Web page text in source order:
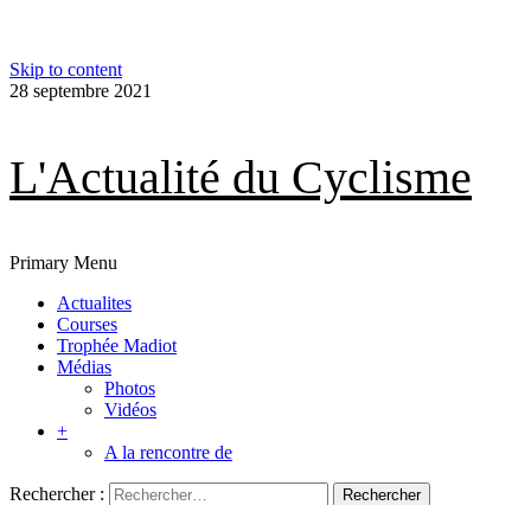
Skip to content
28 septembre 2021
L'Actualité du Cyclisme
Primary Menu
Actualites
Courses
Trophée Madiot
Médias
Photos
Vidéos
+
A la rencontre de
Rechercher :